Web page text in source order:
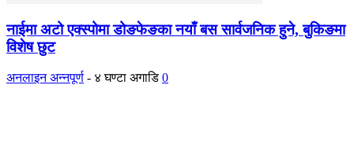
नाईमा अटो एक्स्पोमा डोङफेङका नयाँ बस सार्वजनिक हुने, बुकिङमा
विशेष छुट
अनलाइन अन्नपूर्ण - ४ घण्टा अगाडि 0